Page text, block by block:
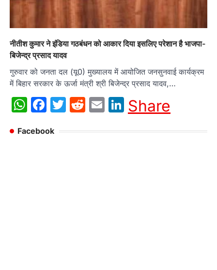
नीतीश कुमार ने इंडिया गठबंधन को आकार दिया इसलिए परेशान है भाजपा-
बिजेन्द्र प्रसाद यादव
गुरुवार को जनता दल (यू0) मुख्यालय में आयोजित जनसुनवाई कार्यक्रम
में बिहार सरकार के ऊर्जा मंत्री श्री बिजेन्द्र प्रसाद यादव,…
WhatsApp
Facebook
Twitter
Reddit
EmailLinkedIn
Share
Facebook